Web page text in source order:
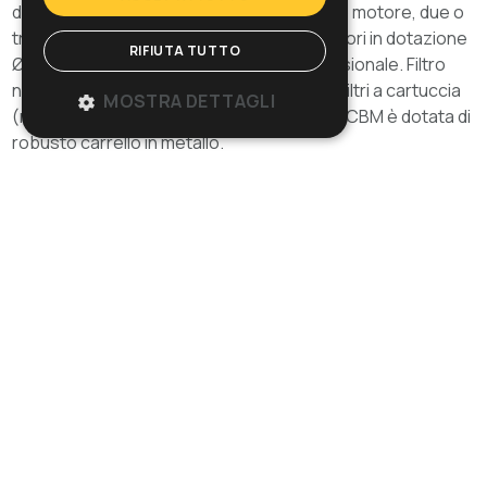
del fusto. Possibilità di utilizzare un singolo motore, due o
tre motori contemporaneamente. Accessori in dotazione
Ø 50, per per un utilizzo altamente professionale. Filtro
nylon e distanziale portasacco opzionali. Filtri a cartuccia
(normale e HEPA) opzionali. La versione IK CBM è dotata di
robusto carrello in metallo.
RIFIUTA TUTTO
MOSTRA DETTAGLI